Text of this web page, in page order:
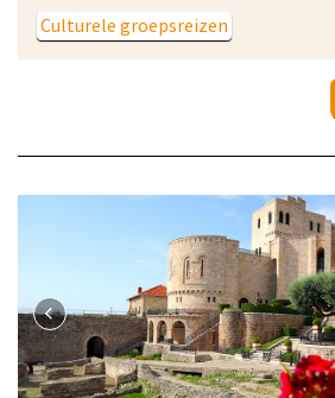
Culturele groepsreizen